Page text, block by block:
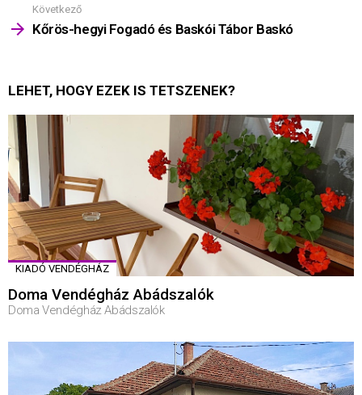
Következő
Kőrös-hegyi Fogadó és Baskói Tábor Baskó
LEHET, HOGY EZEK IS TETSZENEK?
KIADÓ VENDÉGHÁZ
Doma Vendégház Abádszalók
Doma Vendégház Abádszalók